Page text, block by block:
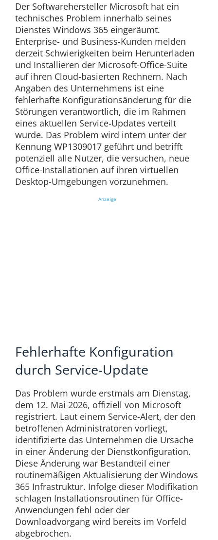
Der Softwarehersteller Microsoft hat ein
technisches Problem innerhalb seines
Dienstes Windows 365 eingeräumt.
Enterprise- und Business-Kunden melden
derzeit Schwierigkeiten beim Herunterladen
und Installieren der Microsoft-Office-Suite
auf ihren Cloud-basierten Rechnern. Nach
Angaben des Unternehmens ist eine
fehlerhafte Konfigurationsänderung für die
Störungen verantwortlich, die im Rahmen
eines aktuellen Service-Updates verteilt
wurde. Das Problem wird intern unter der
Kennung WP1309017 geführt und betrifft
potenziell alle Nutzer, die versuchen, neue
Office-Installationen auf ihren virtuellen
Desktop-Umgebungen vorzunehmen.
Anzeige
Fehlerhafte Konfiguration
durch Service-Update
Das Problem wurde erstmals am Dienstag,
dem 12. Mai 2026, offiziell von Microsoft
registriert. Laut einem Service-Alert, der den
betroffenen Administratoren vorliegt,
identifizierte das Unternehmen die Ursache
in einer Änderung der Dienstkonfiguration.
Diese Änderung war Bestandteil einer
routinemäßigen Aktualisierung der Windows
365 Infrastruktur. Infolge dieser Modifikation
schlagen Installationsroutinen für Office-
Anwendungen fehl oder der
Downloadvorgang wird bereits im Vorfeld
abgebrochen.